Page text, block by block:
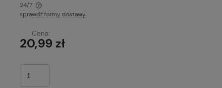
24/7
Cena nie zawiera ewentualnych kosztów płatności
sprawdź formy dostawy
Cena:
20,99 zł